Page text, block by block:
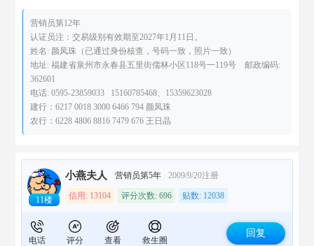
营销员第12年
认证员注：交易级别有效期至2027年1月11日。
姓名: 颜凤珠（已通过身份核查，号码一致，照片一致）
地址: 福建省泉州市永春县五里街儒林小区118号一119号 邮政编码:
362601
电话: 0595-23859033 15160785468、15359623028
建行：6217 0018 3000 6466 794 颜凤珠
农行：6228 4806 8816 7479 676 王日晶
11楼
小燕夫人 营销员第5年 2009/9/20注册
信用: 13104 评分次数: 696 贴数: 12038
电话 评分 查看 救生圈
回复